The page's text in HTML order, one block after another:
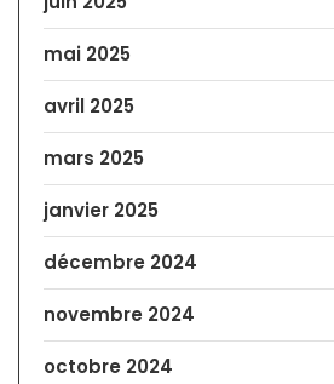
mai 2025
avril 2025
mars 2025
janvier 2025
décembre 2024
novembre 2024
octobre 2024